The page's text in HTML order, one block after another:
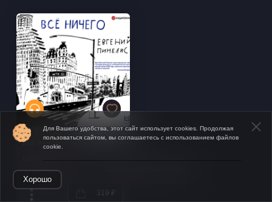
Всё ничего
319 ₽
Для Вашего удобства, этот сайт использует cookies. Продолжая
пользоваться сайтом, вы соглашаетесь с использованием файлов
cookie.
Хорошо